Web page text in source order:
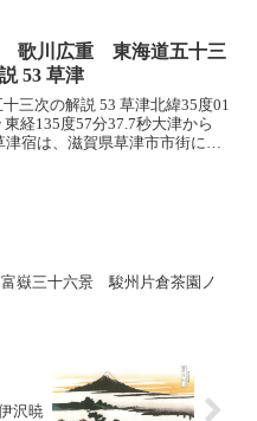
はじめに「墨田河橋場の...
歌川広重 東海道五十三
53 草津
三次の解説 53 草津北緯35度01
東経135度57分37.7秒大津から
津宿は、滋賀県草津市市街にあ
嶽三十六景 駿州片倉茶園ノ
沢暁